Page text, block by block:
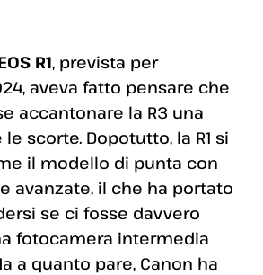
R1, prevista per
aveva fatto pensare che
accantonare la R3 una
scorte. Dopotutto, la R1 si
il modello di punta con
avanzate, il che ha portato
se ci fosse davvero
fotocamera intermedia
a quanto pare, Canon ha